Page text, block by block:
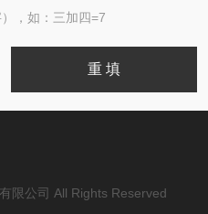
，如：三加四=7
限公司 All Rights Reserved